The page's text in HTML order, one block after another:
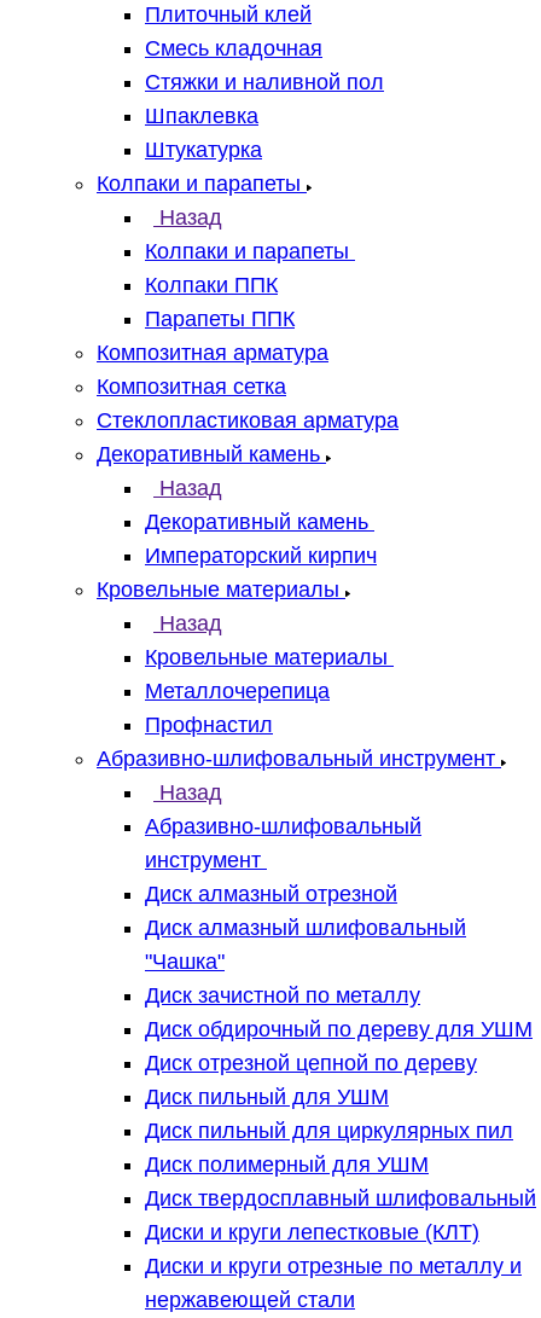
Плиточный клей
Смесь кладочная
Стяжки и наливной пол
Шпаклевка
Штукатурка
Колпаки и парапеты
Назад
Колпаки и парапеты
Колпаки ППК
Парапеты ППК
Композитная арматура
Композитная сетка
Стеклопластиковая арматура
Декоративный камень
Назад
Декоративный камень
Императорский кирпич
Кровельные материалы
Назад
Кровельные материалы
Металлочерепица
Профнастил
Абразивно-шлифовальный инструмент
Назад
Абразивно-шлифовальный
инструмент
Диск алмазный отрезной
Диск алмазный шлифовальный
"Чашка"
Диск зачистной по металлу
Диск обдирочный по дереву для УШМ
Диск отрезной цепной по дереву
Диск пильный для УШМ
Диск пильный для циркулярных пил
Диск полимерный для УШМ
Диск твердосплавный шлифовальный
Диски и круги лепестковые (КЛТ)
Диски и круги отрезные по металлу и
нержавеющей стали